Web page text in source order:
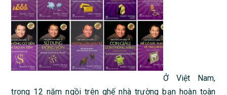
Ở Việt Nam,
trong 12 năm ngồi trên ghế nhà trường bạn hoàn toàn